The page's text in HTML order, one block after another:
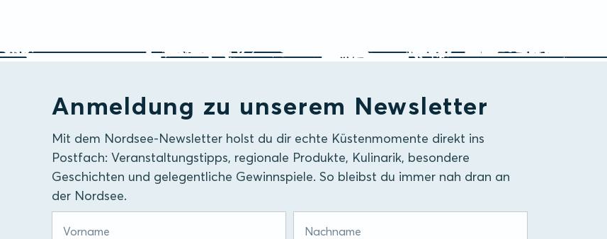
Anmeldung zu unserem Newsletter
Mit dem Nordsee-Newsletter holst du dir echte Küstenmomente direkt ins
Postfach: Veranstaltungstipps, regionale Produkte, Kulinarik, besondere
Geschichten und gelegentliche Gewinnspiele. So bleibst du immer nah dran an
der Nordsee.